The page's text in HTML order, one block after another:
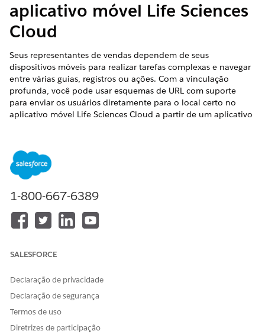
aplicativo móvel Life Sciences
Cloud
Seus representantes de vendas dependem de seus
dispositivos móveis para realizar tarefas complexas e navegar
entre várias guias, registros ou ações. Com a vinculação
profunda, você pode usar esquemas de URL com suporte
para enviar os usuários diretamente para o local certo no
aplicativo móvel Life Sciences Cloud a partir de um aplicativo
preenchidos ou realizar uma ação específica quando o
aplicativo é aberto.
EDIÇÕES OBRIGATÓRIAS
Disponível em: Edições
Cloud para Engajamento do cliente e o pacote gerenciado
Com esquemas de URL compatíveis com o Salesforce, seus
usuários podem abrir o aplicativo móvel Life Sciences Cloud e
executar uma das várias ações.
Visualize um registro específico.
1-800-667-6389
SALESFORCE
Declaração de privacidade
Declaração de segurança
Termos de uso
Diretrizes de participação